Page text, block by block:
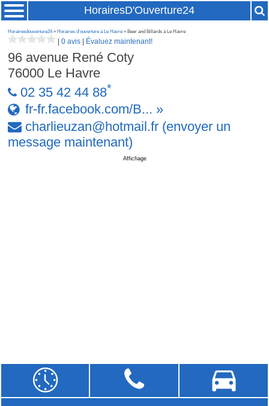
HorairesD'Ouverture24
Horairesdouverture24» Horaires d'ouverture à Le Havre » Beer and Billards à Le Havre
|0 avis Évaluez maintenant!
96 avenue René Coty
76000 Le Havre
02 35 42 44 88*
fr-fr.facebook.com/B... »
charlieuzan@hotmail.fr (envoyer un
message maintenant)
Affichage